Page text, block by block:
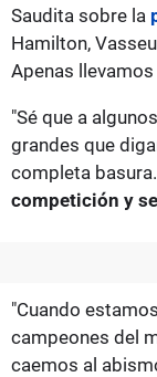
Saudita sobre la
Hamilton,
Apenas
"Sé que a
grandes que
completa basura.
competición y
"Cuando
campeones del
caemos al